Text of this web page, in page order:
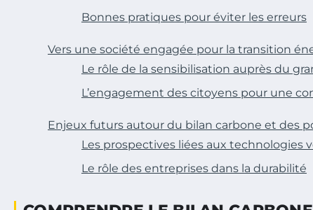
Bonnes pratiques pour éviter les erreurs
Vers une société engagée pour la transition
Le rôle de la sensibilisation auprès du
L’engagement des citoyens pour une
Enjeux futurs autour du bilan carbone et des
Les prospectives liées aux technologies
Le rôle des entreprises dans la durabilité